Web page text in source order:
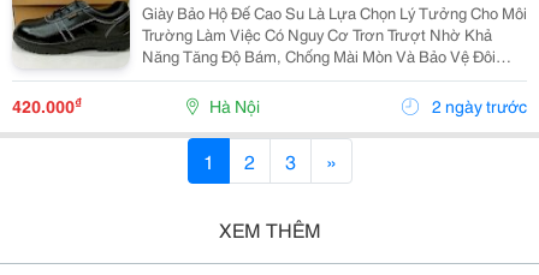
Giày Bảo Hộ Đế Cao Su Là Lựa Chọn Lý Tưởng Cho Môi
Trường Làm Việc Có Nguy Cơ Trơn Trượt Nhờ Khả
Năng Tăng Độ Bám, Chống Mài Mòn Và Bảo Vệ Đôi
Chân Hiệu Quả. Chất Liệu Đế Cao Su Giúp Giảm Nguy
Cơ Tai Nạn, Hỗ Trợ Người Lao Động Di Chuyển An
Toàn, Linh...
420.000₫ Hà Nội 2 ngày trước
1 2 3 »
XEM THÊM